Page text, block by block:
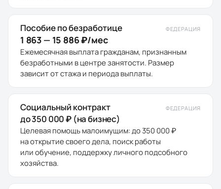
Пособие по безработице ФЕДЕРАЦИЯ
1 863 — 15 886 ₽/мес
Ежемесячная выплата гражданам, признанным
безработными в центре занятости. Размер
зависит от стажа и периода выплаты.
Социальный контракт ФЕДЕРАЦИЯ
до 350 000 ₽ (на бизнес)
Целевая помощь малоимущим: до 350 000 ₽
на открытие своего дела, поиск работы
или обучение, поддержку личного подсобного
хозяйства.